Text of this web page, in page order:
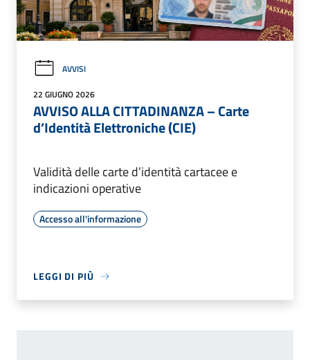
AVVISI
22 GIUGNO 2026
AVVISO ALLA CITTADINANZA – Carte
d’Identità Elettroniche (CIE)
Validità delle carte d’identità cartacee e
indicazioni operative
Accesso all'informazione
LEGGI DI PIÙ